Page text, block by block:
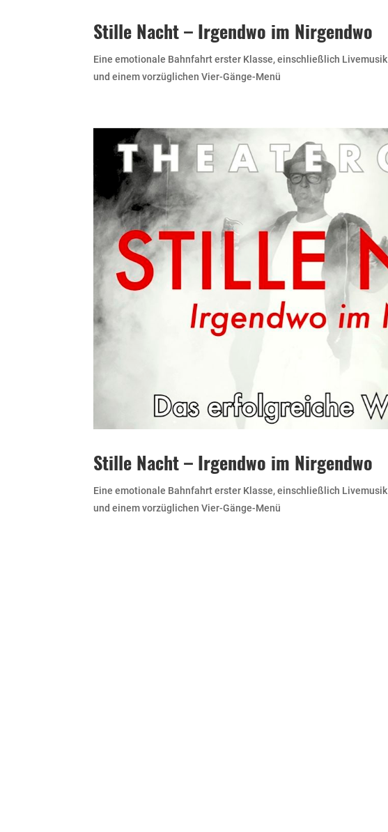
Stille Nacht – Irgendwo im Nirgendwo
Eine emotionale Bahnfahrt erster Klasse, einschließlich Livemusik
und einem vorzüglichen Vier-Gänge-Menü
Stille Nacht – Irgendwo im Nirgendwo
Eine emotionale Bahnfahrt erster Klasse, einschließlich Livemusik
und einem vorzüglichen Vier-Gänge-Menü